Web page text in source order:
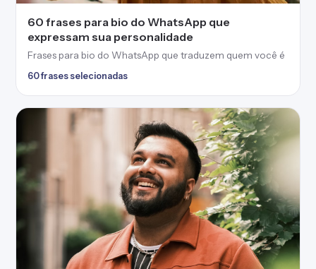
60 frases para bio do WhatsApp que
expressam sua personalidade
Frases para bio do WhatsApp que traduzem quem você é
60 frases selecionadas